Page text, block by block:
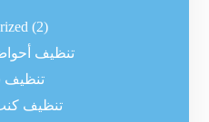
(2)
تنظيف
تنظيف
تنظيف